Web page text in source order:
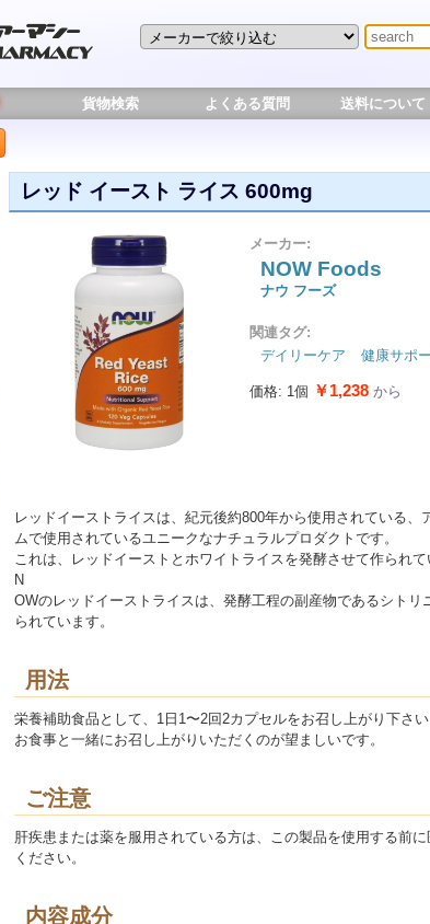
貨物検索 よくある質問 送料について
レッド イースト ライス 600mg
メーカー:
NOW Foods
ナウ フーズ
関連タグ:
デイリーケア
健康サポ
価格: 1個 ￥1,238 から
レッドイーストライスは、紀元後約800年から使用されている、
ムで使用されているユニークなナチュラルプロダクトです。
これは、レッドイーストとホワイトライスを発酵させて作られて
N
OWのレッドイーストライスは、発酵工程の副産物であるシトリ
られています。
用法
栄養補助食品として、1日1〜2回2カプセルをお召し上がり下さい
お食事と一緒にお召し上がりいただくのが望ましいです。
ご注意
肝疾患または薬を服用されている方は、この製品を使用する前
ください。
内容成分